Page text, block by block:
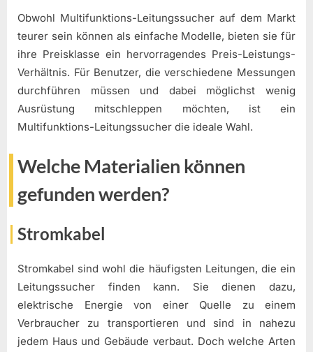
Obwohl Multifunktions-Leitungssucher auf dem Markt
teurer sein können als einfache Modelle, bieten sie für
ihre Preisklasse ein hervorragendes Preis-Leistungs-
Verhältnis. Für Benutzer, die verschiedene Messungen
durchführen müssen und dabei möglichst wenig
Ausrüstung mitschleppen möchten, ist ein
Multifunktions-Leitungssucher die ideale Wahl.
Welche Materialien können
gefunden werden?
Stromkabel
Stromkabel sind wohl die häufigsten Leitungen, die ein
Leitungssucher finden kann. Sie dienen dazu,
elektrische Energie von einer Quelle zu einem
Verbraucher zu transportieren und sind in nahezu
jedem Haus und Gebäude verbaut. Doch welche Arten